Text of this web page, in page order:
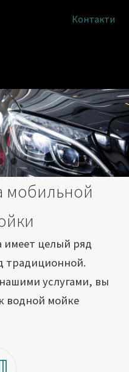
Контакти
Выездная автомойка
Химчистка салона
Подетальная химчистка
это работает
Сотрудничество
мобильной
имеет целый ряд
традиционной.
услугами, вы
водной мойке